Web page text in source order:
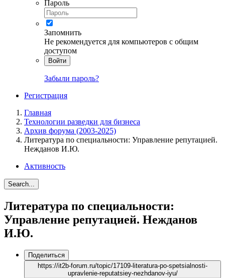
Пароль
Запомнить
Не рекомендуется для компьютеров с общим
доступом
Войти
Забыли пароль?
Регистрация
Главная
Технологии разведки для бизнеса
Архив форума (2003-2025)
Литература по специальности: Управление репутацией.
Нежданов И.Ю.
Активность
Search...
Литература по специальности:
Управление репутацией. Нежданов
И.Ю.
Поделиться
https://it2b-forum.ru/topic/17109-literatura-po-spetsialnosti-
upravlenie-reputatsiey-nezhdanov-iyu/